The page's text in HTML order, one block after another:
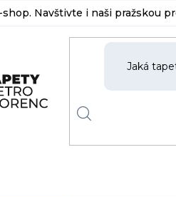
Navštivte i naši pražskou